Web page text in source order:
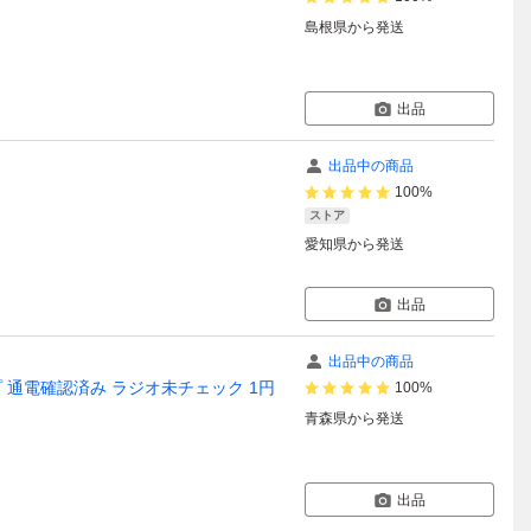
島根県から発送
出品
出品中の商品
100%
ストア
愛知県から発送
出品
電確認済み ラジオ未チェック 1円
出品中の商品
100%
青森県から発送
出品